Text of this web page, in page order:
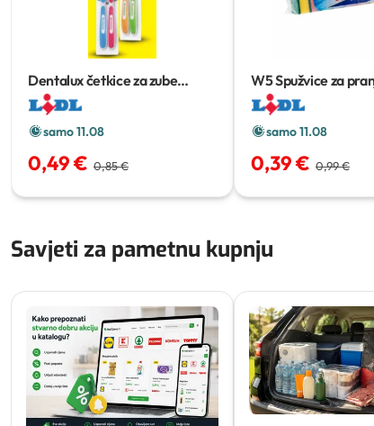
Dentalux četkice za zube
classic 2 kom
samo 11.08
0,49 € 0,85 €
W5 Spužvice za
10 kom
samo 11.08
0,39 € 0,99 €
Savjeti za pametnu kupnju